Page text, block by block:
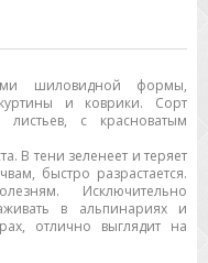
шиловидной формы,
и коврики. Сорт
листьев, с красноватым
В тени зеленеет и теряет
быстро разрастается.
Исключительно
в альпинариях и
отлично выглядит на